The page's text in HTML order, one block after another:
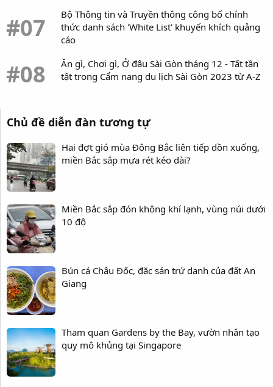
#07
Bộ Thông tin và Truyền thông công bố chính
thức danh sách 'White List' khuyến khích quảng
cáo
#08
Ăn gì, Chơi gì, Ở đâu Sài Gòn tháng 12 - Tất tần
tật trong Cẩm nang du lịch Sài Gòn 2023 từ A-Z
Chủ đề diễn đàn tương tự
Hai đợt gió mùa Đông Bắc liên tiếp dồn xuống,
miền Bắc sắp mưa rét kéo dài?
Miền Bắc sắp đón không khí lạnh, vùng núi dưới
10 độ
Bún cá Châu Đốc, đặc sản trứ danh của đất An
Giang
Tham quan Gardens by the Bay, vườn nhân tạo
quy mô khủng tại Singapore